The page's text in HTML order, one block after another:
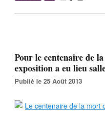
Pour le centenaire de
exposition a eu lieu
Publié le 25 Août 2013